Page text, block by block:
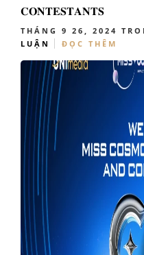
𝐂𝐎𝐍𝐓𝐄𝐒𝐓𝐀𝐍𝐓𝐒
THÁNG 9 26, 2024
LUẬN
ĐỌC THÊM